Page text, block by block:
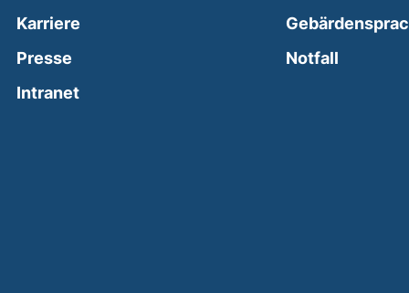
Karriere
Presse
Intranet(external link, opens in a new window)
Notfall